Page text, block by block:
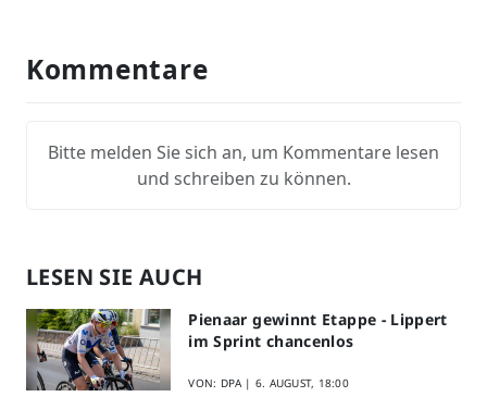
Kommentare
Bitte melden Sie sich an, um Kommentare lesen
und schreiben zu können.
LESEN SIE AUCH
Pienaar gewinnt Etappe - Lippert
im Sprint chancenlos
VON: DPA | 6. AUGUST, 18:00